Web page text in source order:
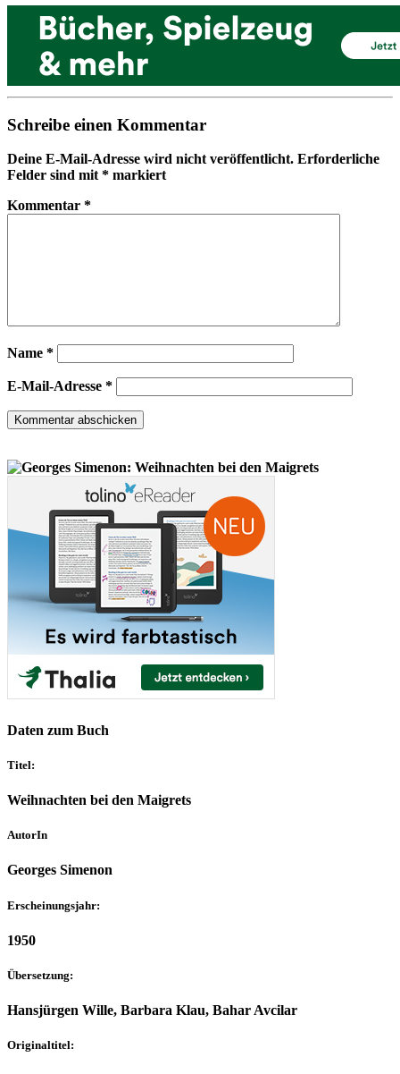
Schreibe einen Kommentar
Deine E-Mail-Adresse wird nicht veröffentlicht. Erforderliche
Felder sind mit* markiert
Kommentar *
Name *
E-Mail-Adresse *
Daten zum Buch
Titel:
Weihnachten bei den Maigrets
AutorIn
Georges Simenon
Erscheinungsjahr:
1950
Übersetzung:
Hansjürgen Wille, Barbara Klau, Bahar Avcilar
Originaltitel: